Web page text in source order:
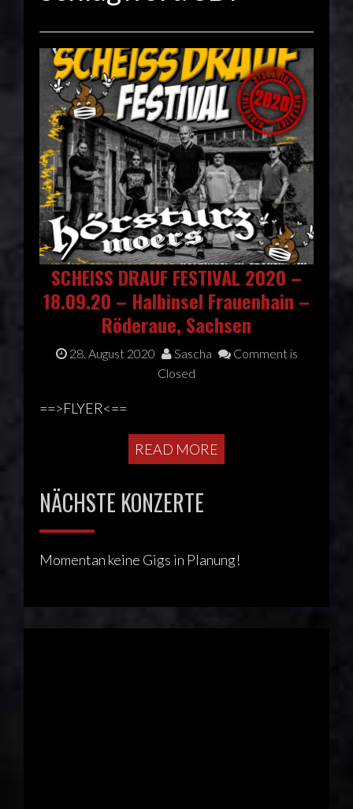
SCHEISS DRAUF FESTIVAL 2020 –
18.09.20 – Halbinsel Frauenhain –
Röderaue, Sachsen
28. August 2020 Sascha
Comment is
Closed
==>FLYER<==
READ MORE
NÄCHSTE KONZERTE
Momentan keine Gigs in Planung!